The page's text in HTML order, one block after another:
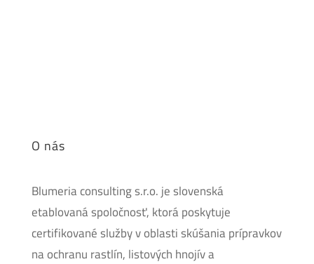
O nás
Blumeria consulting s.r.o. je slovenská
etablovaná spoločnosť, ktorá poskytuje
certifikované služby v oblasti skúšania prípravkov
na ochranu rastlín, listových hnojív a